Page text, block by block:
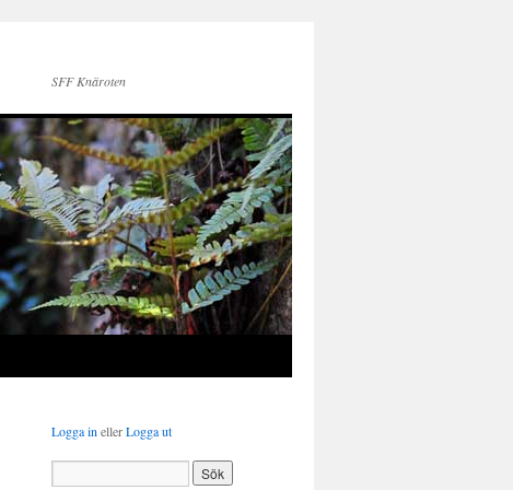
SFF Knäroten
Logga in ellerLogga ut